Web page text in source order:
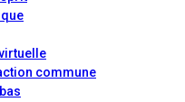
commune